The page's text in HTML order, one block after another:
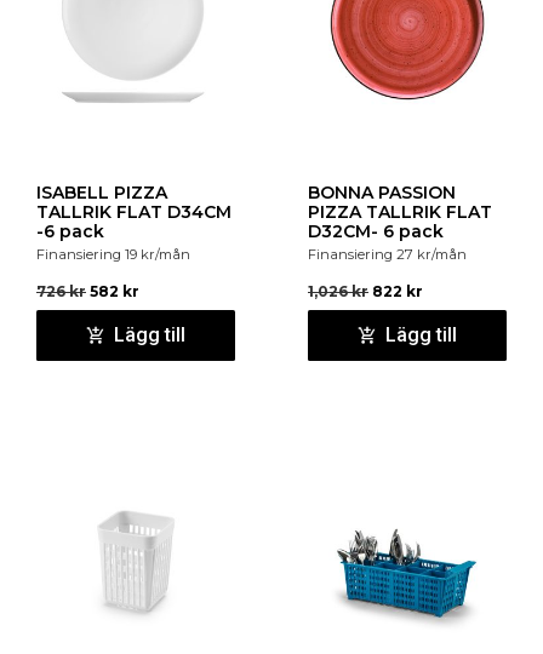
ISABELL PIZZA
TALLRIK FLAT D34CM
-6 pack
Finansiering 19 kr/mån
726kr 582 kr
Lägg till
BONNA PASSION
PIZZA TALLRIK FLAT
D32CM- 6 pack
Finansiering 27 kr/mån
1,026kr 822 kr
Lägg till